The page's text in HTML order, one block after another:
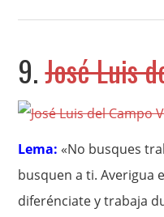
9.José Luis
Lema: «No busques
busquen a ti. Averigua
diferénciate y trabaja